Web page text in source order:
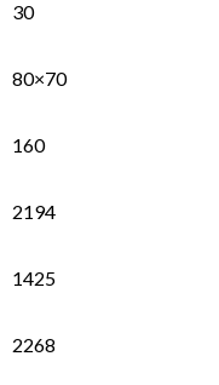
30
80×70
160
2194
1425
2268